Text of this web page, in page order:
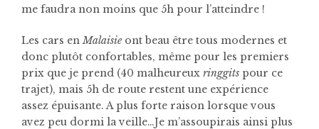
me faudra non moins que 5h pour l’atteindre !
Les cars en Malaisieont beau être tous modernes et
donc plutôt confortables, même pour les premiers
prix que je prend (40 malheureux ringgits pour ce
trajet), mais 5h de route restent une expérience
assez épuisante. A plus forte raison lorsque vous
avez peu dormi la veille…Je m’assoupirais ainsi plus